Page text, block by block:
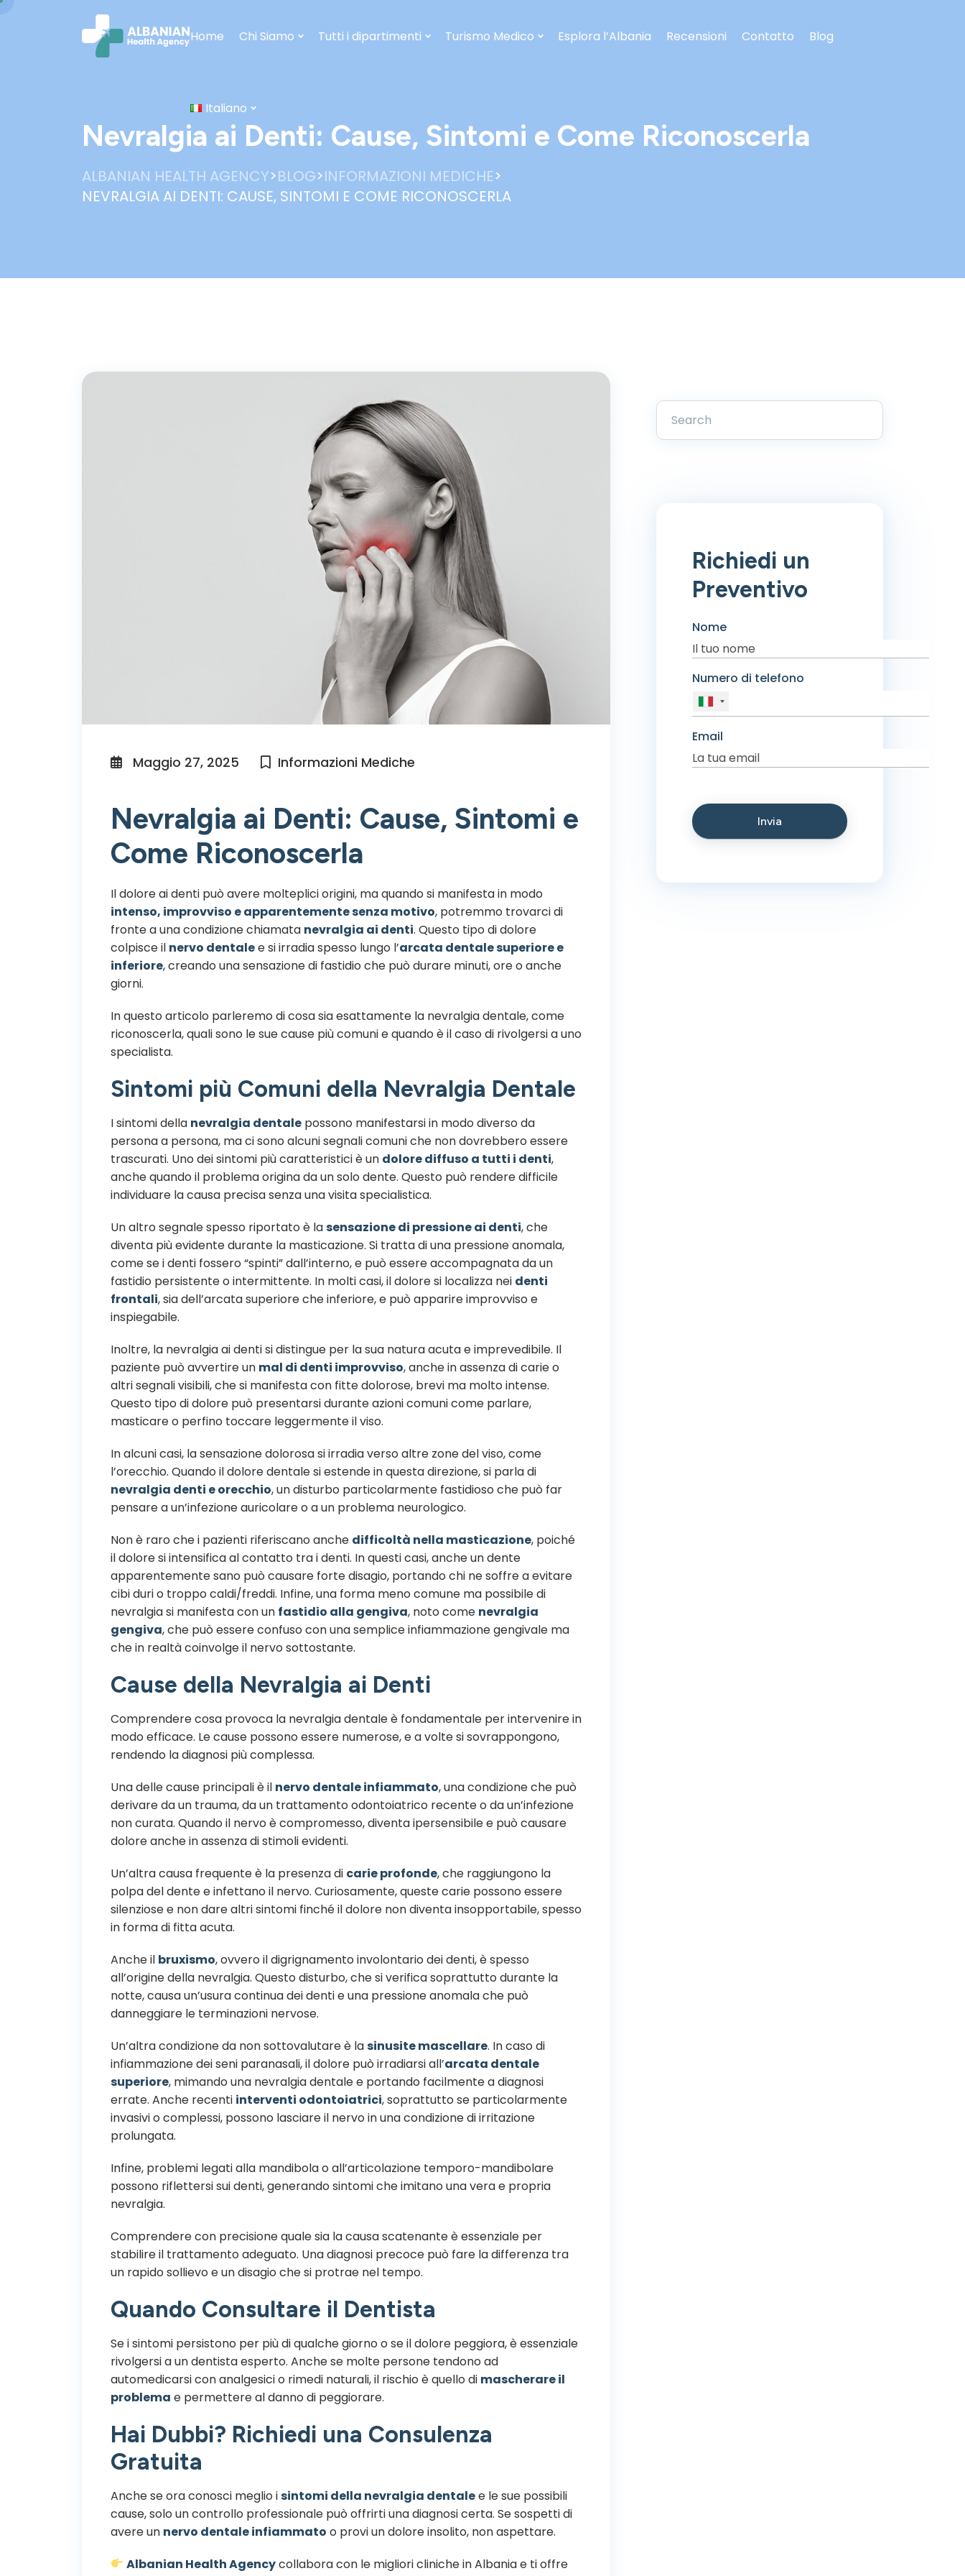
Home Chi Siamo Tutti i dipartimenti Turismo Medico Esplora l’Albania Recensioni Contatto Blog
Italiano
Nevralgia ai Denti: Cause, Sintomi e Come Riconoscerla
ALBANIAN HEALTH AGENCY>BLOG>INFORMAZIONI MEDICHE>
NEVRALGIA AI DENTI: CAUSE, SINTOMI E COME RICONOSCERLA
Maggio 27, 2025 Informazioni Mediche
Nevralgia ai Denti: Cause, Sintomi e
Come Riconoscerla
Il dolore ai denti può avere molteplici origini, ma quando si manifesta in modo
intenso, improvviso e apparentemente senza motivo, potremmo trovarci di
fronte a una condizione chiamata nevralgia ai denti. Questo tipo di dolore
colpisce il nervo dentalee si irradia spesso lungo l’arcata dentale superiore e
inferiore, creando una sensazione di fastidio che può durare minuti, ore o anche
giorni.
In questo articolo parleremo di cosa sia esattamente la nevralgia dentale, come
riconoscerla, quali sono le sue cause più comuni e quando è il caso di rivolgersi a uno
specialista.
Sintomi più Comuni della Nevralgia Dentale
I sintomi della nevralgia dentale possono manifestarsi in modo diverso da
persona a persona, ma ci sono alcuni segnali comuni che non dovrebbero essere
trascurati. Uno dei sintomi più caratteristici è un dolore diffuso a tutti i denti,
anche quando il problema origina da un solo dente. Questo può rendere difficile
individuare la causa precisa senza una visita specialistica.
Un altro segnale spesso riportato è lasensazione di pressione ai denti, che
diventa più evidente durante la masticazione. Si tratta di una pressione anomala,
come se i denti fossero “spinti” dall’interno, e può essere accompagnata da un
fastidio persistente o intermittente. In molti casi, il dolore si localizza nei denti
frontali, sia dell’arcata superiore che inferiore, e può apparire improvviso e
inspiegabile.
Inoltre, la nevralgia ai denti si distingue per la sua natura acuta e imprevedibile. Il
paziente può avvertire un mal di denti improvviso, anche in assenza di carie o
altri segnali visibili, che si manifesta con fitte dolorose, brevi ma molto intense.
Questo tipo di dolore può presentarsi durante azioni comuni come parlare,
masticare o perfino toccare leggermente il viso.
In alcuni casi, la sensazione dolorosa si irradia verso altre zone del viso, come
l’orecchio. Quando il dolore dentale si estende in questa direzione, si parla di
nevralgia denti e orecchio, un disturbo particolarmente fastidioso che può far
pensare a un’infezione auricolare o a un problema neurologico.
Non è raro che i pazienti riferiscano anche difficoltà nella masticazione, poiché
il dolore si intensifica al contatto tra i denti. In questi casi, anche un dente
apparentemente sano può causare forte disagio, portando chi ne soffre a evitare
cibi duri o troppo caldi/freddi. Infine, una forma meno comune ma possibile di
nevralgia si manifesta con un fastidio alla gengiva, noto come nevralgia
gengiva, che può essere confuso con una semplice infiammazione gengivale ma
che in realtà coinvolge il nervo sottostante.
Cause della Nevralgia ai Denti
Comprendere cosa provoca la nevralgia dentale è fondamentale per intervenire in
modo efficace. Le cause possono essere numerose, e a volte si sovrappongono,
rendendo la diagnosi più complessa.
Una delle cause principali è il nervo dentale infiammato, una condizione che può
derivare da un trauma, da un trattamento odontoiatrico recente o da un’infezione
non curata. Quando il nervo è compromesso, diventa ipersensibile e può causare
dolore anche in assenza di stimoli evidenti.
Un’altra causa frequente è la presenza di carie profonde, che raggiungono la
polpa del dente e infettano il nervo. Curiosamente, queste carie possono essere
silenziose e non dare altri sintomi finché il dolore non diventa insopportabile, spesso
in forma di fitta acuta.
Anche il bruxismo, ovvero il digrignamento involontario dei denti, è spesso
all’origine della nevralgia. Questo disturbo, che si verifica soprattutto durante la
notte, causa un’usura continua dei denti e una pressione anomala che può
danneggiare le terminazioni nervose.
Un’altra condizione da non sottovalutare è lasinusite mascellare. In caso di
infiammazione dei seni paranasali, il dolore può irradiarsi all’arcata dentale
superiore, mimando una nevralgia dentale e portando facilmente a diagnosi
errate. Anche recenti interventi odontoiatrici, soprattutto se particolarmente
invasivi o complessi, possono lasciare il nervo in una condizione di irritazione
prolungata.
Infine, problemi legati alla mandibola o all’articolazione temporo-mandibolare
possono riflettersi sui denti, generando sintomi che imitano una vera e propria
nevralgia.
Comprendere con precisione quale sia la causa scatenante è essenziale per
stabilire il trattamento adeguato. Una diagnosi precoce può fare la differenza tra
un rapido sollievo e un disagio che si protrae nel tempo.
Quando Consultare il Dentista
Se i sintomi persistono per più di qualche giorno o se il dolore peggiora, è essenziale
rivolgersi a un dentista esperto. Anche se molte persone tendono ad
automedicarsi con analgesici o rimedi naturali, il rischio è quello di mascherare il
problema e permettere al danno di peggiorare.
Hai Dubbi? Richiedi una Consulenza
Gratuita
Anche se ora conosci meglio isintomi della nevralgia dentalee le sue possibili
cause, solo un controllo professionale può offrirti una diagnosi certa. Se sospetti di
avere un nervo dentale infiammato o provi un dolore insolito, non aspettare.
Albanian Health Agencycollabora con le migliori cliniche in Albania e ti offre
Richiedi un
Preventivo
Nome
Numero di telefono
Email